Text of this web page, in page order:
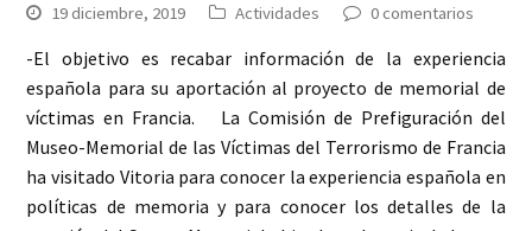
19 diciembre, 2019 Actividades 0 comentarios
-El objetivo es recabar información de la experiencia
española para su aportación al proyecto de memorial de
víctimas en Francia. La Comisión de Prefiguración del
Museo-Memorial de las Víctimas del Terrorismo de Francia
ha visitado Vitoria para conocer la experiencia española en
políticas de memoria y para conocer los detalles de la